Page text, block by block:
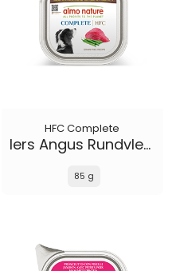
HFC Complete
Iers Angus Rundvlees met Groene Bonen
85 g